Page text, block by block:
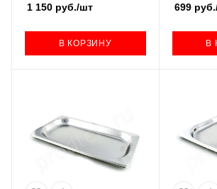
1 150 руб./шт
В КОРЗИНУ
699руб.
В